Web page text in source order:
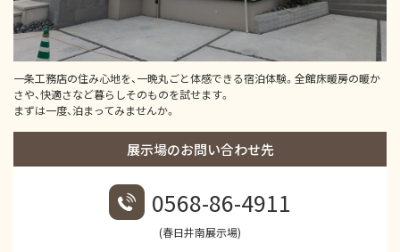
一条工務店の住み心地を、一晩丸ごと体感できる宿泊体験。全館床暖房の暖か
さや、快適さなど暮らしそのものを試せます。
まずは一度、泊まってみませんか。
展示場のお問い合わせ先
0568-86-4911
(春日井南展示場)